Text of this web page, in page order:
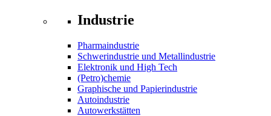
Industrie
Pharmaindustrie
Schwerindustrie und Metallindustrie
Elektronik und High Tech
(Petro)chemie
Graphische und Papierindustrie
Autoindustrie
Autowerkstätten